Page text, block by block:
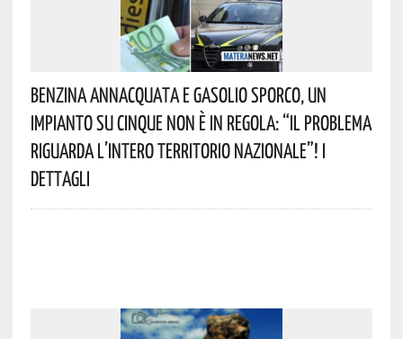
Benzina Annacquata E Gasolio Sporco, Un
Impianto Su Cinque Non È In Regola: “il Problema
Riguarda L’intero Territorio Nazionale”! I
Dettagli